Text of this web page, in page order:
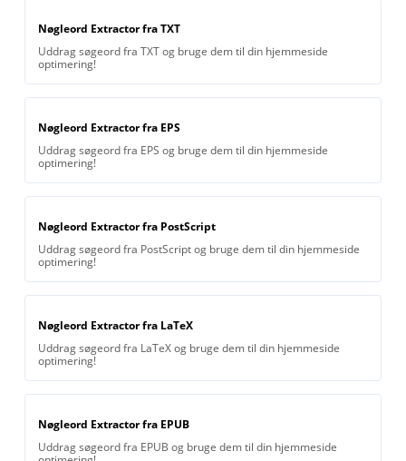
Nøgleord Extractor fra TXT
Uddrag søgeord fra TXT og bruge dem til din hjemmeside
optimering!
Nøgleord Extractor fra EPS
Uddrag søgeord fra EPS og bruge dem til din hjemmeside
optimering!
Nøgleord Extractor fra PostScript
Uddrag søgeord fra PostScript og bruge dem til din hjemmeside
optimering!
Nøgleord Extractor fra LaTeX
Uddrag søgeord fra LaTeX og bruge dem til din hjemmeside
optimering!
Nøgleord Extractor fra EPUB
Uddrag søgeord fra EPUB og bruge dem til din hjemmeside